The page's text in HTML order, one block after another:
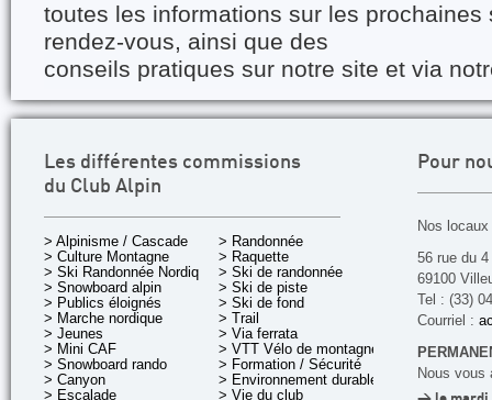
toutes les informations sur les prochaines
rendez-vous, ainsi que des
conseils pratiques sur notre site et via
Les différentes commissions
du Club Alpin
> Alpinisme / Cascade
> Culture Montagne
> Ski Randonnée Nordique
> Snowboard alpin
> Publics éloignés
> Marche nordique
> Jeunes
> Mini CAF
> Snowboard rando
> Canyon
> Escalade
> Randonnée
> Raquette
> Ski de randonnée
> Ski de piste
> Ski de fond
> Trail
> Via ferrata
> VTT Vélo de montagne
> Formation / Sécurité
> Environnement durable
> Vie du club
Pour
Nos
56 rue du
69100
Tel : (33)
Courriel :
Nous vous